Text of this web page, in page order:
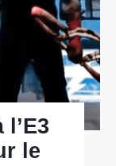
le